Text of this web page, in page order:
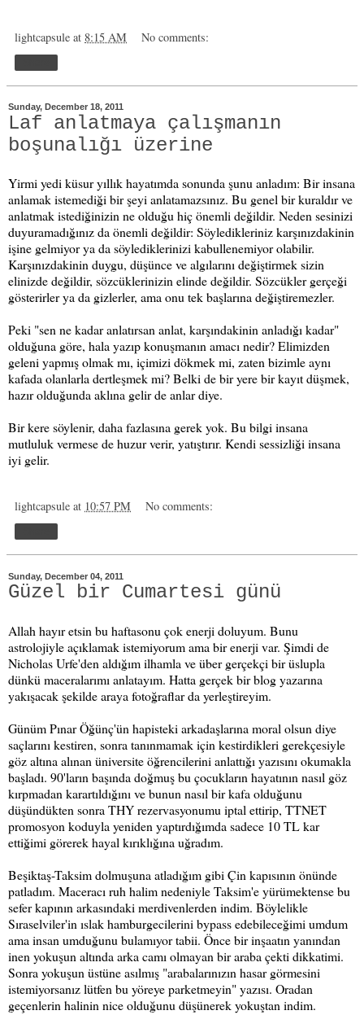
lightcapsule at 8:15 AM No comments:
Sunday, December 18, 2011
Laf anlatmaya çalışmanın
boşunalığı üzerine
Yirmi yedi küsur yıllık hayatımda sonunda şunu anladım: Bir insana
anlamak istemediği bir şeyi anlatamazsınız. Bu genel bir kuraldır ve
anlatmak istediğinizin ne olduğu hiç önemli değildir. Neden sesinizi
duyuramadığınız da önemli değildir: Söyledikleriniz karşınızdakinin
işine gelmiyor ya da söylediklerinizi kabullenemiyor olabilir.
Karşınızdakinin duygu, düşünce ve algılarını değiştirmek sizin
elinizde değildir, sözcüklerinizin elinde değildir. Sözcükler gerçeği
gösterirler ya da gizlerler, ama onu tek başlarına değiştiremezler.
Peki "sen ne kadar anlatırsan anlat, karşındakinin anladığı kadar"
olduğuna göre, hala yazıp konuşmanın amacı nedir? Elimizden
geleni yapmış olmak mı, içimizi dökmek mi, zaten bizimle aynı
kafada olanlarla dertleşmek mi? Belki de bir yere bir kayıt düşmek,
hazır olduğunda aklına gelir de anlar diye.
Bir kere söylenir, daha fazlasına gerek yok. Bu bilgi insana
mutluluk vermese de huzur verir, yatıştırır. Kendi sessizliği insana
iyi gelir.
lightcapsule at 10:57 PM No comments:
Sunday, December 04, 2011
Güzel bir Cumartesi günü
Allah hayır etsin bu haftasonu çok enerji doluyum. Bunu
astrolojiyle açıklamak istemiyorum ama bir enerji var. Şimdi de
Nicholas Urfe'den aldığım ilhamla ve über gerçekçi bir üslupla
dünkü maceralarımı anlatayım. Hatta gerçek bir blog yazarına
yakışacak şekilde araya fotoğraflar da yerleştireyim.
Günüm Pınar Öğünç'ün hapisteki arkadaşlarına moral olsun diye
saçlarını kestiren, sonra tanınmamak için kestirdikleri gerekçesiyle
göz altına alınan üniversite öğrencilerini anlattığı yazısını okumakla
başladı. 90'ların başında doğmuş bu çocukların hayatının nasıl göz
kırpmadan karartıldığını ve bunun nasıl bir kafa olduğunu
düşündükten sonra THY rezervasyonumu iptal ettirip, TTNET
promosyon koduyla yeniden yaptırdığımda sadece 10 TL kar
ettiğimi görerek hayal kırıklığına uğradım.
Beşiktaş-Taksim dolmuşuna atladığım gibi Çin kapısının önünde
patladım. Maceracı ruh halim nedeniyleTaksim'e yürümektense bu
sefer kapının arkasındaki merdivenlerden indim. Böylelikle
Sıraselviler'in ıslak hamburgecilerini bypass edebileceğimi umdum
ama insan umduğunu bulamıyor tabii. Önce bir inşaatın yanından
inen yokuşun altında arka camı olmayan bir araba çekti dikkatimi.
Sonra yokuşun üstüne asılmış "arabalarınızın hasar görmesini
istemiyorsanız lütfen bu yöreye parketmeyin" yazısı. Oradan
geçenlerin halinin nice olduğunu düşünerek yokuştan indim.